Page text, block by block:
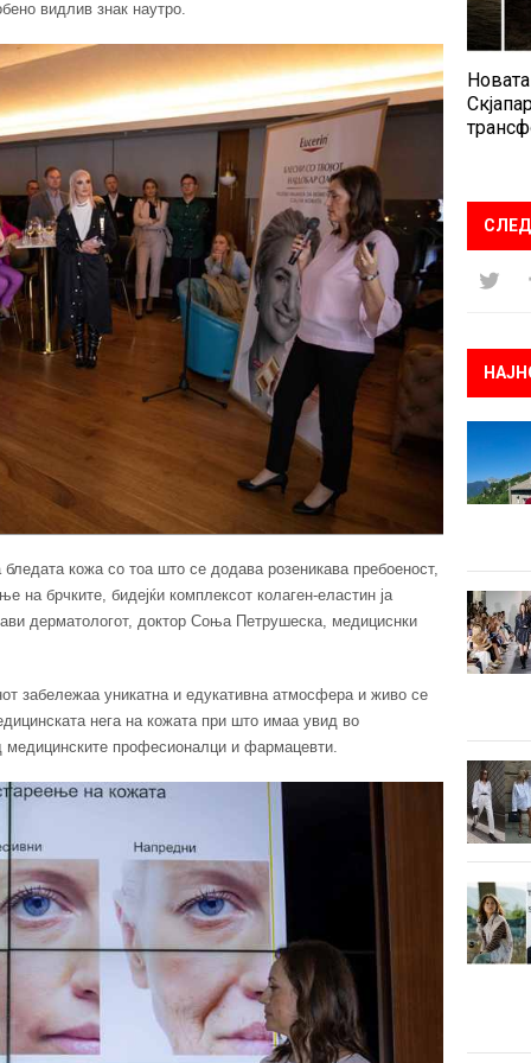
видлив знак наутро.
кожа со тоа што се додава розеникава пребоеност,
на брчките, бидејќи комплексот колаген-еластин ја
дерматологот, доктор Соња Петрушеска, медициснки
забележаа уникатна и едукативна атмосфера и живо се
нега на кожата при што имаа увид во
медицинските професионалци и фармацевти.